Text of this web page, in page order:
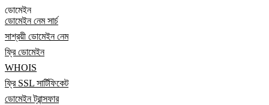
ডোমেইন
ডোমেইন নেম সার্চ
সাশ্রয়ী ডোমেইন নেম
ফ্রি ডোমেইন
WHOIS
ফ্রি SSL সার্টিফিকেট
ডোমেইন ট্রান্সফার